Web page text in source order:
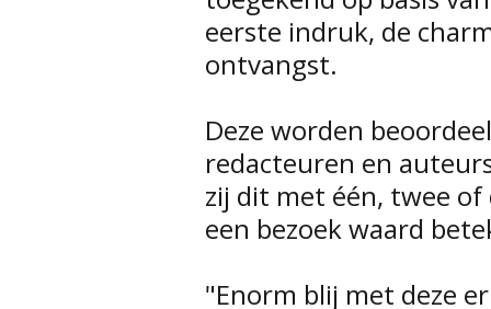
eerste indruk, de
ontvangst.
Deze worden
redacteuren en
zij dit met één, twee
een bezoek waard
"Enorm blij met deze